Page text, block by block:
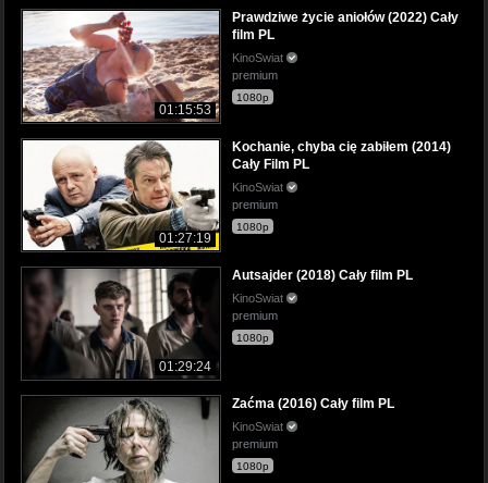
01:15:53
Prawdziwe życie aniołów (2022) Cały
film PL
KinoSwiat
premium
1080p
01:27:19
Kochanie, chyba cię zabiłem (2014)
Cały Film PL
KinoSwiat
premium
1080p
01:29:24
Autsajder (2018) Cały film PL
KinoSwiat
premium
1080p
Zaćma (2016) Cały film PL
KinoSwiat
premium
1080p